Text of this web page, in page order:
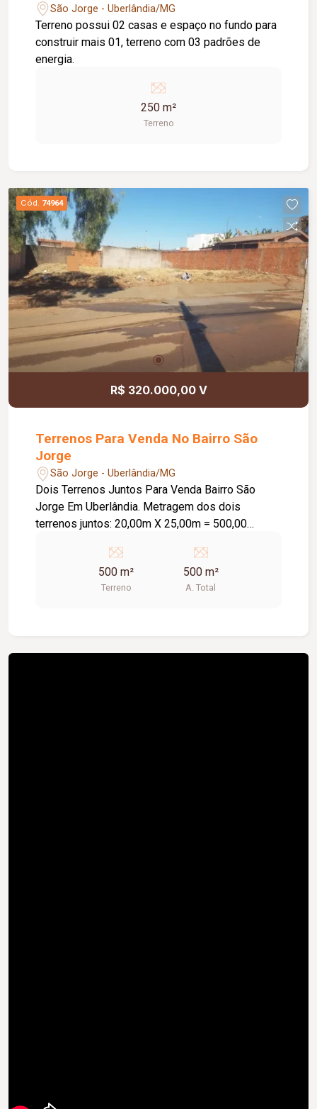
São Jorge - Uberlândia/MG
Terreno possui 02 casas e espaço no fundo para
construir mais 01, terreno com 03 padrões de
energia.
250 m²
Terreno
Cód. 74964
R$ 320.000,00 V
Terrenos Para Venda No Bairro São
Jorge
São Jorge - Uberlândia/MG
Dois Terrenos Juntos Para Venda Bairro São
Jorge Em Uberlândia. Metragem dos dois
terrenos juntos: 20,00m X 25,00m = 500,00
500 m²
Terreno
500 m²
A. Total